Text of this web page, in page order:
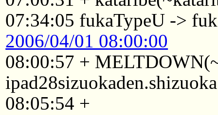
07:34:05 fukaTypeU ->
2006/04/01 08:00:00
08:00:57 +
08:05:54 +